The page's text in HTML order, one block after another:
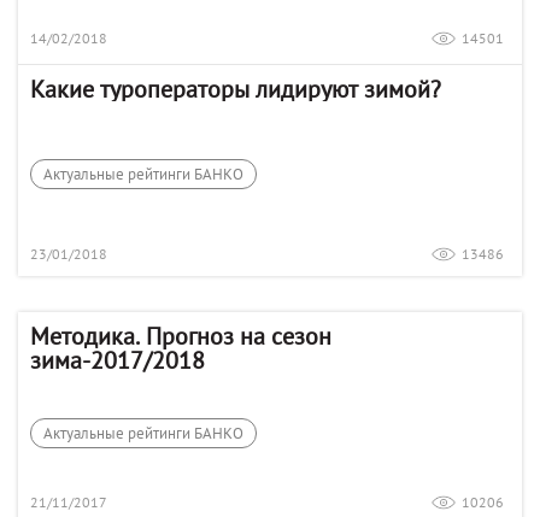
14/02/2018 14501
Какие туроператоры лидируют зимой?
Актуальные рейтинги БАНКО
23/01/2018 13486
Методика. Прогноз на сезон
зима-2017/2018
Актуальные рейтинги БАНКО
21/11/2017 10206